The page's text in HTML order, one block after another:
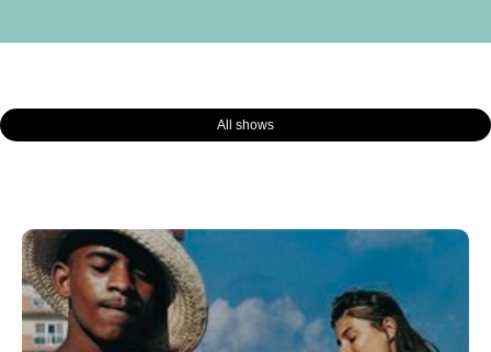
All shows
Page PagePagePagePagePage Page